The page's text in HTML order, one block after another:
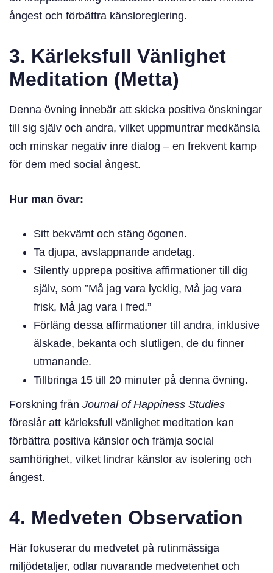
ångest och förbättra känsloreglering.
3. Kärleksfull Vänlighet
Meditation (Metta)
Denna övning innebär att skicka positiva önskningar
till sig själv och andra, vilket uppmuntrar medkänsla
och minskar negativ inre dialog – en frekvent kamp
för dem med social ångest.
Hur man övar:
Sitt bekvämt och stäng ögonen.
Ta djupa, avslappnande andetag.
Silently upprepa positiva affirmationer till dig
själv, som ”Må jag vara lycklig, Må jag vara
frisk, Må jag vara i fred.”
Förläng dessa affirmationer till andra, inklusive
älskade, bekanta och slutligen, de du finner
utmanande.
Tillbringa 15 till 20 minuter på denna övning.
Forskning från Journal of Happiness Studies
föreslår att kärleksfull vänlighet meditation kan
förbättra positiva känslor och främja social
samhörighet, vilket lindrar känslor av isolering och
ångest.
4. Medveten Observation
Här fokuserar du medvetet på rutinmässiga
miljödetaljer, odlar nuvarande medvetenhet och